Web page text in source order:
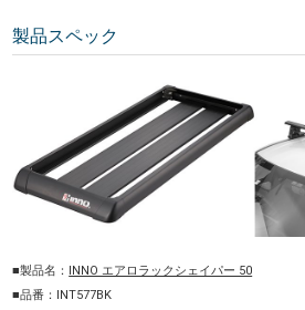
製品スペック
■製品名： INNO エアロラックシェイパー 50
■品番：INT577BK